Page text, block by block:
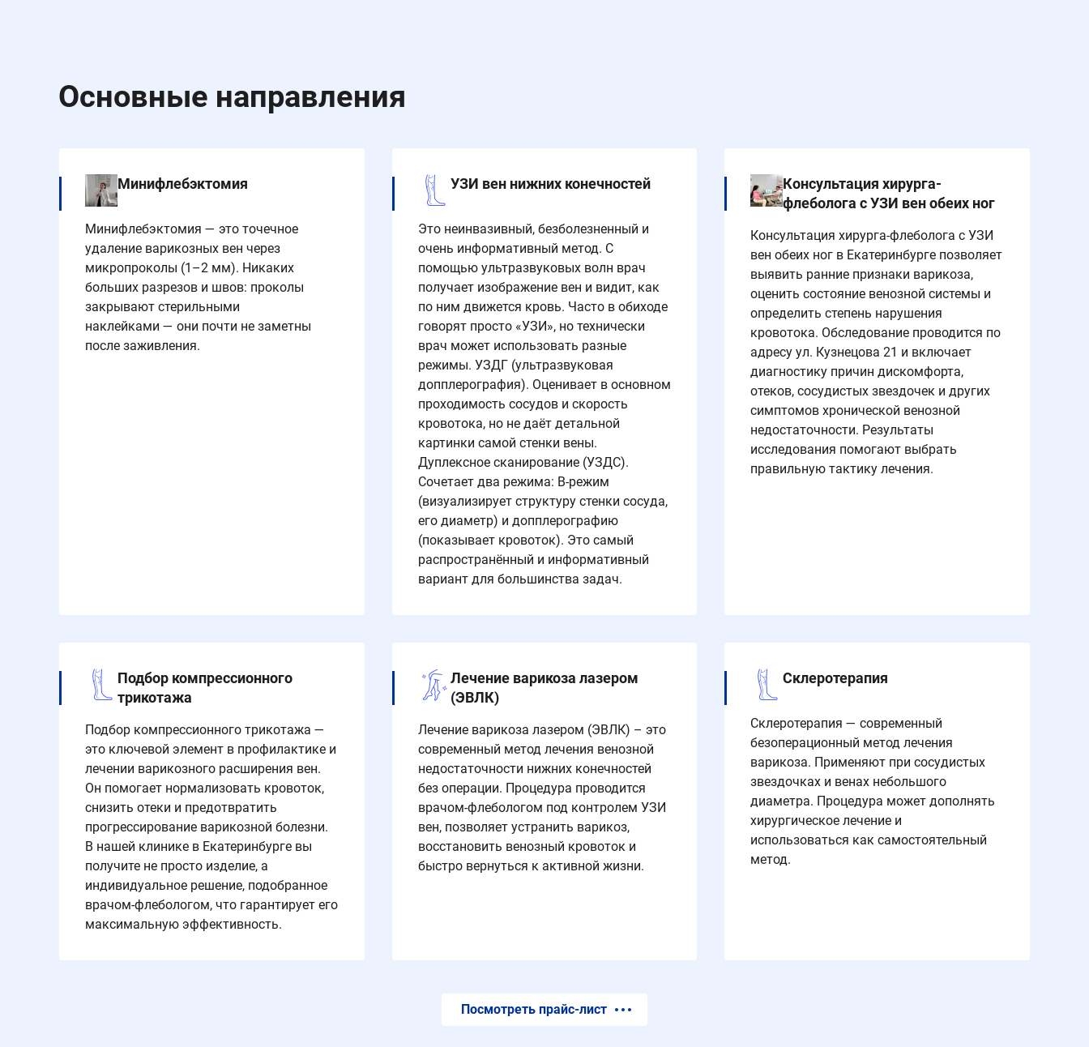
Основные направления
Минифлебэктомия
Минифлебэктомия — это точечное
удаление варикозных вен через
микропроколы (1–2 мм). Никаких
больших разрезов и швов: проколы
закрывают стерильными
наклейками — они почти не заметны
после заживления.
УЗИ вен нижних конечностей
Это неинвазивный, безболезненный и
очень информативный метод. С
помощью ультразвуковых волн врач
получает изображение вен и видит, как
по ним движется кровь. Часто в обиходе
говорят просто «УЗИ», но технически
врач может использовать разные
режимы. УЗДГ (ультразвуковая
допплерография). Оценивает в основном
проходимость сосудов и скорость
кровотока, но не даёт детальной
картинки самой стенки вены.
Дуплексное сканирование (УЗДС).
Сочетает два режима: В-режим
(визуализирует структуру стенки сосуда,
его диаметр) и допплерографию
(показывает кровоток). Это самый
распространённый и информативный
вариант для большинства задач.
Консультация хирурга-
флеболога с УЗИ вен обеих ног
Консультация хирурга-флеболога с УЗИ
вен обеих ног в Екатеринбурге позволяет
выявить ранние признаки варикоза,
оценить состояние венозной системы и
определить степень нарушения
кровотока. Обследование проводится по
адресу ул. Кузнецова 21 и включает
диагностику причин дискомфорта,
отеков, сосудистых звездочек и других
симптомов хронической венозной
недостаточности. Результаты
исследования помогают выбрать
правильную тактику лечения.
Подбор компрессионного
трикотажа
Подбор компрессионного трикотажа —
это ключевой элемент в профилактике и
лечении варикозного расширения вен.
Он помогает нормализовать кровоток,
снизить отеки и предотвратить
прогрессирование варикозной болезни.
В нашей клинике в Екатеринбурге вы
получите не просто изделие, а
индивидуальное решение, подобранное
врачом-флебологом, что гарантирует его
максимальную эффективность.
Лечение варикоза лазером
(ЭВЛК)
Лечение варикоза лазером (ЭВЛК) – это
современный метод лечения венозной
недостаточности нижних конечностей
без операции. Процедура проводится
врачом-флебологом под контролем УЗИ
вен, позволяет устранить варикоз,
восстановить венозный кровоток и
быстро вернуться к активной жизни.
Склеротерапия
Склеротерапия — современный
безоперационный метод лечения
варикоза. Применяют при сосудистых
звездочках и венах небольшого
диаметра. Процедура может дополнять
хирургическое лечение и
использоваться как самостоятельный
метод.
Посмотреть прайс-лист